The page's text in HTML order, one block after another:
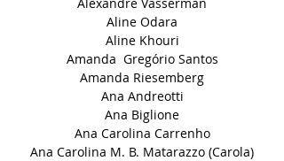
Aline Odara
Aline Khouri
Amanda Gregório Santos
Amanda Riesemberg
Ana Andreotti
Ana Biglione
Ana Carolina Carrenho
Ana Carolina M. B. Matarazzo (Carola)